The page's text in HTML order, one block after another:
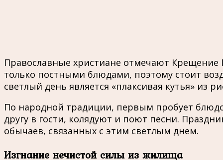
Православные христиане отмечают
только постными блюдами, поэтому стоит
светлый день является «плаксивая кутья» из
По народной традиции, первым пробует
другу в гости, колядуют и поют песни.
обычаев, связанных с этим светлым днем.
Изгнание нечистой силы из жилища